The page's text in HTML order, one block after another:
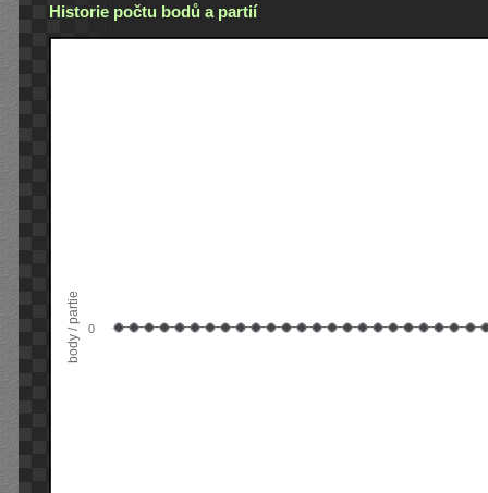
Historie počtu bodů a partií
body / partie 0